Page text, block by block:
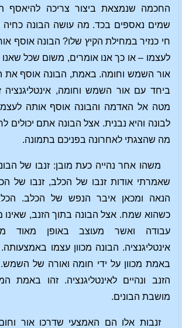
החכמה שנמצאת ביצור צריכה להיאסף
שמים נאספים בכד. מה עושה הבונה
חי כנזיר במחילת הקיץ שלו? הבונה אוסף
לעצמו – או כך אנו אומרים, משום שכל שאנו
אור השמש וחומה. באמת, הבונה אוסף את
ביחד עם אור השמש וחומה, אינטליגנציה
מטה אל האדמה והבונה אוסף אותה
לבונה והיא נבנית. אצל הבונה אתם יכולים
מה שהצגתי לאחרונה בפניכם בתמונה.
משהו אחר נהייה כעת מובן: זנבו של
שאמרתי אודות זנבו של הכלב, זנבו של
הנאה ומכאן איבר הנפש של הכלב.
כשהוא שמח. אצל הבונה בתוך הזנב, שאינו
עבודה ואשר מעוצב באופן מאוד
אינטליגנציה. הבונה מכוון עצמו
באמת מכוון על ידי חומה ואורה של
הזנב ונהיים לאינטליגנציה. זהו
מושבת הבונים.
זנבות אלו הם האמצעי שדרכו אור